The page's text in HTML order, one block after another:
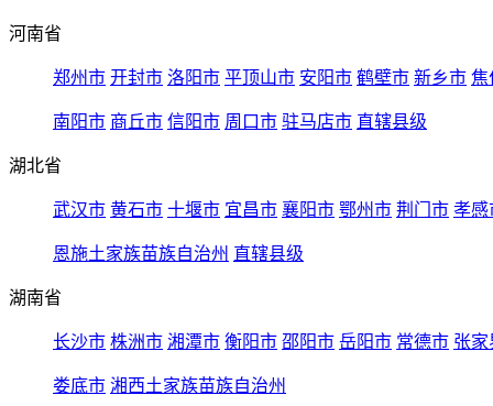
河南省
郑州市 开封市 洛阳市 平顶山市 安阳市 鹤壁市 新乡市 焦
南阳市 商丘市 信阳市 周口市 驻马店市 直辖县级
湖北省
武汉市 黄石市 十堰市 宜昌市 襄阳市 鄂州市 荆门市 孝感
恩施土家族苗族自治州 直辖县级
湖南省
长沙市 株洲市 湘潭市 衡阳市 邵阳市 岳阳市 常德市 张家
娄底市 湘西土家族苗族自治州